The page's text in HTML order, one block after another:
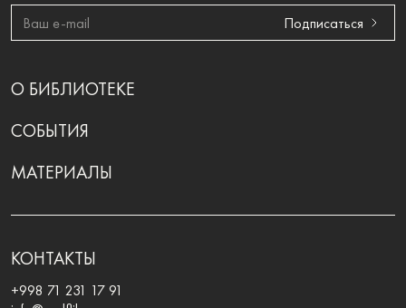
Подписаться
О БИБЛИОТЕКЕ
СОБЫТИЯ
МАТЕРИАЛЫ
КОНТАКТЫ
+998 71 231 17 91